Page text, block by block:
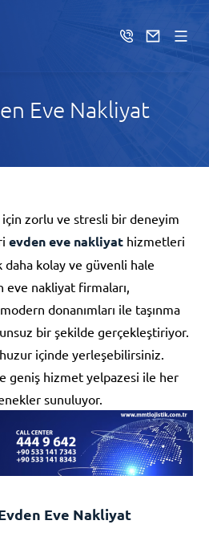
Eve Nakliyat
için zorlu ve stresli bir deneyim
evden eve nakliyat hizmetleri
daha kolay ve güvenli hale
eve nakliyat firmaları,
donanımları ile taşınma
bir şekilde gerçekleştiriyor.
içinde yerleşebilirsiniz.
geniş hizmet yelpazesi ile her
sunuluyor.
Eve Nakliyat